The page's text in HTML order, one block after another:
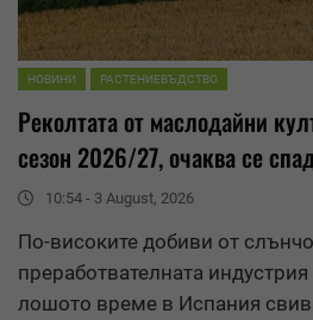
НОВИНИ РАСТЕНИЕВЪДСТВО
Реколтата от маслодайни
сезон 2026/27, очаква се
10:54 - 3 August, 2026
По-високите добиви от
преработвателната
лошото време в Испания